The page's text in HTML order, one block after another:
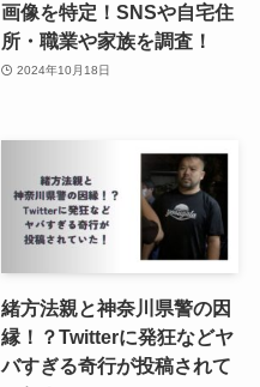
画像を特定！SNSや自宅住
所・職業や家族を調査！
2024年10月18日
緒方法親と神奈川県警の因
縁！？Twitterに発狂などヤ
バすぎる奇行が投稿されて